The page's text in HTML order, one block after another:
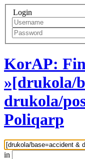
Login
KorAP:
»[drukola/
drukola/
Poliqarp
in